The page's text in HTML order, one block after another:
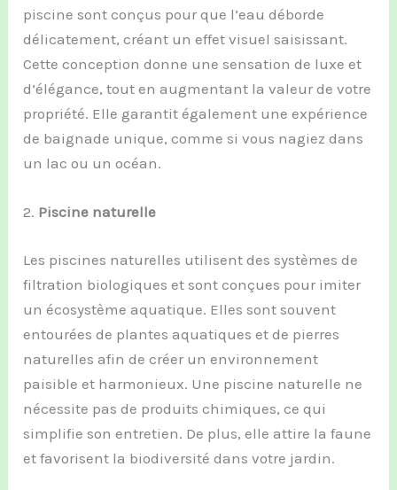
piscine sont conçus pour que l’eau déborde
délicatement, créant un effet visuel saisissant.
Cette conception donne une sensation de luxe et
d’élégance, tout en augmentant la valeur de votre
propriété. Elle garantit également une expérience
de baignade unique, comme si vous nagiez dans
un lac ou un océan.
2. Piscine naturelle
Les piscines naturelles utilisent des systèmes de
filtration biologiques et sont conçues pour imiter
un écosystème aquatique. Elles sont souvent
entourées de plantes aquatiques et de pierres
naturelles afin de créer un environnement
paisible et harmonieux. Une piscine naturelle ne
nécessite pas de produits chimiques, ce qui
simplifie son entretien. De plus, elle attire la faune
et favorisent la biodiversité dans votre jardin.